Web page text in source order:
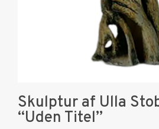
Skulptur af Ulla
“Uden Titel”